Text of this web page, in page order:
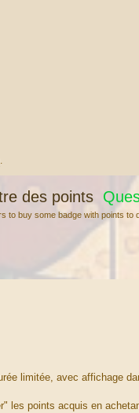
.
des points
to buy some badge with points to
limitée, avec affichage
les points acquis en